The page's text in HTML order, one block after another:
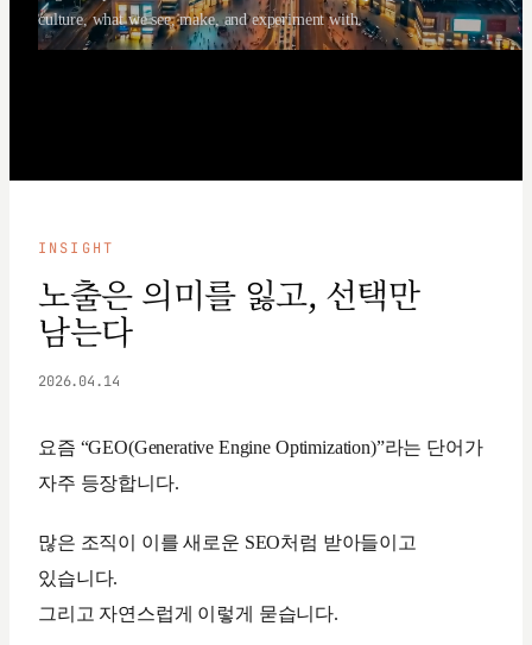
culture, what we see, make, and experiment with.
INSIGHT
노출은 의미를 잃고, 선택만
남는다
2026.04.14
요즘 “GEO(Generative Engine Optimization)”라는 단어가
자주 등장합니다.
많은 조직이 이를 새로운 SEO처럼 받아들이고
있습니다.
그리고 자연스럽게 이렇게 묻습니다.